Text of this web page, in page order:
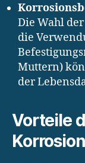
Die Wahl
die
Muttern)
der
Vorteile